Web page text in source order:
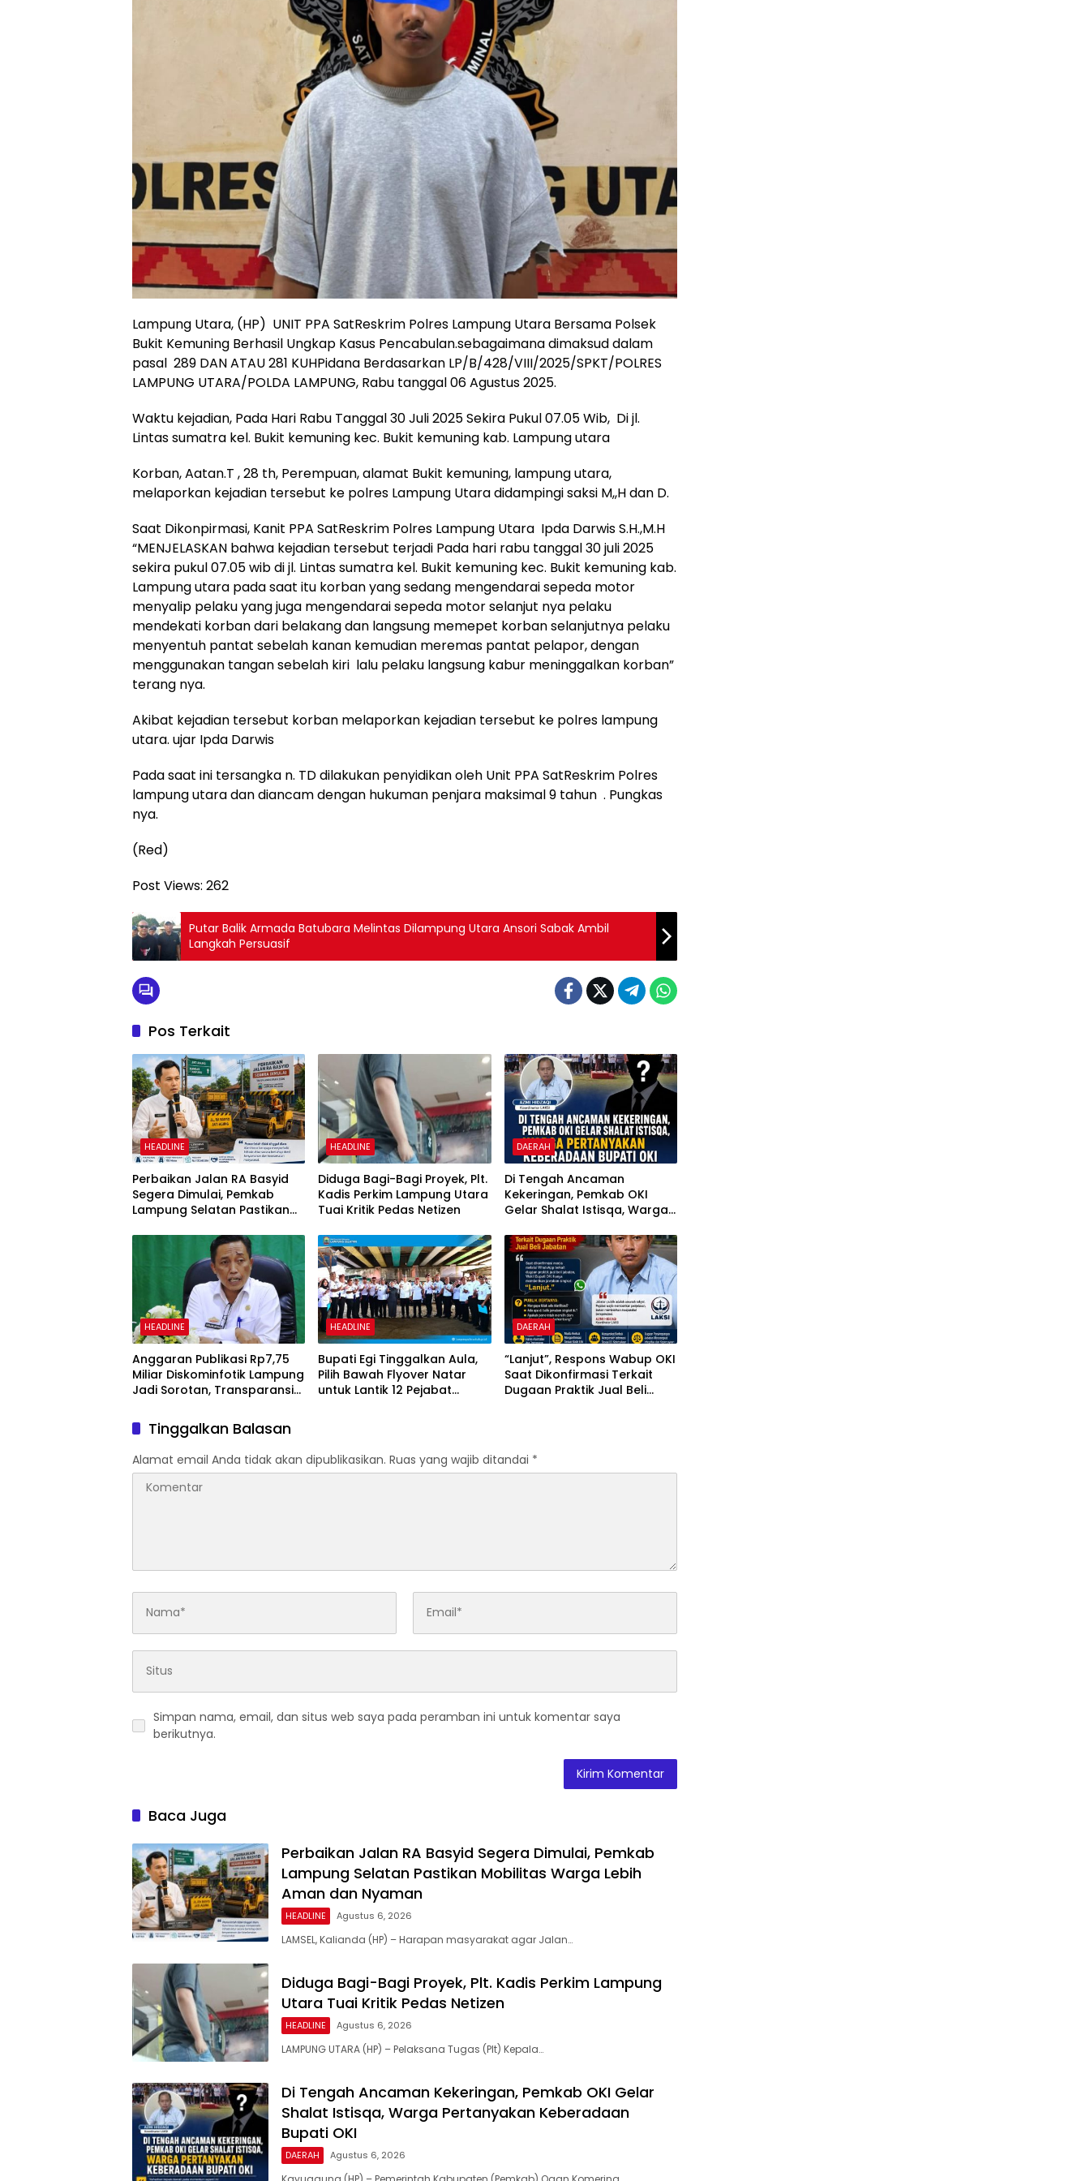
Lampung Utara, (HP) UNIT PPA SatReskrim Polres Lampung Utara Bersama Polsek
Bukit Kemuning Berhasil Ungkap Kasus Pencabulan.sebagaimana dimaksud dalam
pasal 289 DAN ATAU 281 KUHPidana Berdasarkan LP/B/428/VIII/2025/SPKT/POLRES
LAMPUNG UTARA/POLDA LAMPUNG, Rabu tanggal 06 Agustus 2025.
Waktu kejadian, Pada Hari Rabu Tanggal 30 Juli 2025 Sekira Pukul 07.05 Wib, Di jl.
Lintas sumatra kel. Bukit kemuning kec. Bukit kemuning kab. Lampung utara
‎Korban, Aatan.T , 28 th, Perempuan, alamat Bukit kemuning, lampung utara,
melaporkan kejadian tersebut ke polres Lampung Utara didampingi saksi M,,H dan D.
Saat Dikonpirmasi, Kanit PPA SatReskrim Polres Lampung Utara Ipda Darwis S.H.,M.H
“MENJELASKAN bahwa kejadian tersebut terjadi Pada hari rabu tanggal 30 juli 2025
sekira pukul 07.05 wib di jl. Lintas sumatra kel. Bukit kemuning kec. Bukit kemuning kab.
Lampung utara pada saat itu korban yang sedang mengendarai sepeda motor
menyalip pelaku yang juga mengendarai sepeda motor selanjut nya pelaku
mendekati korban dari belakang dan langsung memepet korban selanjutnya pelaku
menyentuh pantat sebelah kanan kemudian meremas pantat pelapor, dengan
menggunakan tangan sebelah kiri lalu pelaku langsung kabur meninggalkan korban”
terang nya.
Akibat kejadian tersebut korban melaporkan kejadian tersebut ke polres lampung
utara. ujar Ipda Darwis
Pada saat ini tersangka n. TD dilakukan penyidikan oleh Unit PPA SatReskrim Polres
lampung utara dan diancam dengan hukuman penjara maksimal 9 tahun . Pungkas
nya.
(Red)
Post Views: 262
Putar Balik Armada Batubara Melintas Dilampung Utara Ansori Sabak Ambil
Langkah Persuasif
Pos Terkait
HEADLINE
Perbaikan Jalan RA Basyid
Segera Dimulai, Pemkab
Lampung Selatan Pastikan
dan Nyaman
HEADLINE
Diduga Bagi-Bagi Proyek, Plt.
Kadis Perkim Lampung Utara
Tuai Kritik Pedas Netizen
DAERAH
Di Tengah Ancaman
Kekeringan, Pemkab OKI
Gelar Shalat Istisqa, Warga
Bupati OKI
HEADLINE
Anggaran Publikasi Rp7,75
Miliar Diskominfotik Lampung
Jadi Sorotan, Transparansi
Dipertanyakan
HEADLINE
Bupati Egi Tinggalkan Aula,
Pilih Bawah Flyover Natar
untuk Lantik 12 Pejabat
DAERAH
“Lanjut”, Respons Wabup OKI
Saat Dikonfirmasi Terkait
Dugaan Praktik Jual Beli
Tinggalkan Balasan
Alamat email Anda tidak akan dipublikasikan. Ruas yang wajib ditandai *
Simpan nama, email, dan situs web saya pada peramban ini untuk komentar saya
berikutnya.
Baca Juga
Perbaikan Jalan RA Basyid Segera Dimulai, Pemkab
Lampung Selatan Pastikan Mobilitas Warga Lebih
Aman dan Nyaman
HEADLINE Agustus 6, 2026
LAMSEL, Kalianda (HP) – Harapan masyarakat agar Jalan…
Diduga Bagi-Bagi Proyek, Plt. Kadis Perkim Lampung
Utara Tuai Kritik Pedas Netizen
HEADLINE Agustus 6, 2026
LAMPUNG UTARA (HP) – Pelaksana Tugas (Plt) Kepala…
Di Tengah Ancaman Kekeringan, Pemkab OKI Gelar
Shalat Istisqa, Warga Pertanyakan Keberadaan
Bupati OKI
DAERAH Agustus 6, 2026